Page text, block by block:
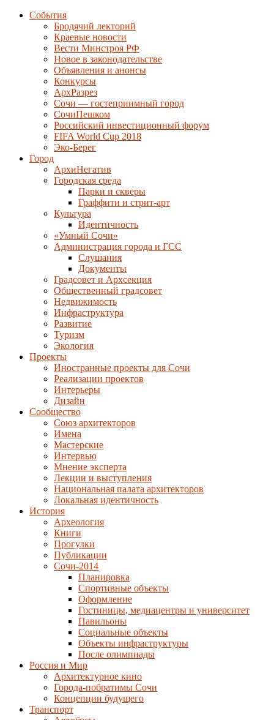
События
Бродячий лекторий
Краевые новости
Вести Минстроя РФ
Новое в законодательстве
Объявления и анонсы
Конкурсы
АрхРазрез
Сочи — гостеприимный город
СочиПешком
Российский инвестиционный форум
FIFA World Cup 2018
Эко-Берег
Город
АрхиНегатив
Городская среда
Парки и скверы
Граффити и стрит-арт
Культура
Идентичность
«Умный Сочи»
Администрация города и ГСС
Слушания
Документы
Градсовет и Архсекция
Общественный градсовет
Недвижимость
Инфраструктура
Развитие
Туризм
Экология
Проекты
Иностранные проекты для Сочи
Реализации проектов
Интерьеры
Дизайн
Сообщество
Союз архитекторов
Имена
Мастерские
Интервью
Мнение эксперта
Лекции и выступления
Национальная палата архитекторов
Локальная идентичность
История
Археология
Книги
Прогулки
Публикации
Сочи-2014
Планировка
Спортивные объекты
Оформление
Гостиницы, медиацентры и университет
Павильоны
Социальные объекты
Объекты инфраструктуры
После олимпиады
Россия и Мир
Архитектурное кино
Города-побратимы Сочи
Концепции будущего
Транспорт